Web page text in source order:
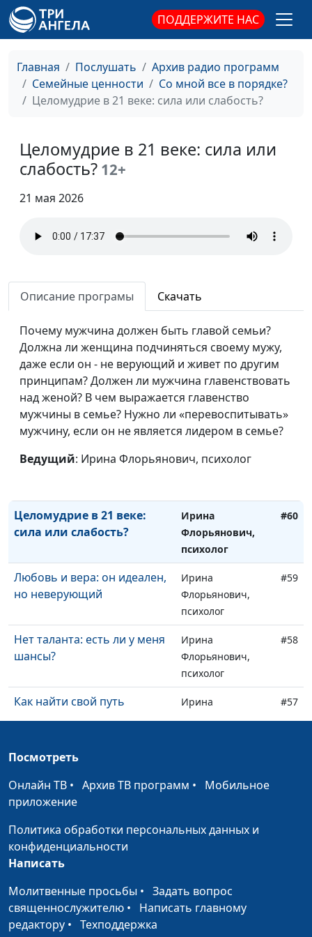
ПОДДЕРЖИТЕ НАС
Главная Послушать
Архив радио программ
Семейные ценности
Со мной все в порядке?
Целомудрие в 21 веке: сила или слабость?
Целомудрие в 21 веке: сила или
слабость? 12+
21 мая 2026
Описание програмы Скачать
Почему мужчина должен быть главой семьи?
Должна ли женщина подчиняться своему мужу,
даже если он - не верующий и живет по другим
принципам? Должен ли мужчина главенствовать
над женой? В чем выражается главенство
мужчины в семье? Нужно ли «перевоспитывать»
мужчину, если он не является лидером в семье?
Ведущий: Ирина Флорьянович, психолог
Есть ли смысл в жизни?
психолог
выбора
психолог
Как принять сложное
решение
Ирина
Флорьянович,
психолог
Вторая половинка: миф или
Божий план?
психолог
Почему у всех есть пара, а у
меня — нет?
Ирина
Целомудрие в 21 веке:
сила или слабость?
Ирина
Флорьянович,
психолог
#60
Любовь и вера: он идеален,
но неверующий
Ирина
Флорьянович,
психолог
#59
Нет таланта: есть ли у меня
шансы?
Ирина
Флорьянович,
психолог
#58
Как найти свой путь
Ирина
Флорьянович,
#57
Всё и сразу. Почему мы не
хотим платить?
Флорьянович,
Как сохранить веру в
светском коллективе
Ирина
Никто никому ничего не
должен. Так ли это?
Ирина
Флорьянович,
Посмотреть
Онлайн ТВ • Архив ТВ программ • Мобильное
приложение
Политика обработки персональных данных и
конфиденциальности
Написать
Молитвенные просьбы • Задать вопрос
священнослужителю • Написать главному
редактору • Техподдержка